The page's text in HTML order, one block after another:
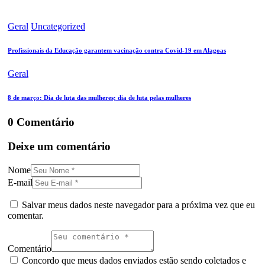
Geral Uncategorized
Profissionais da Educação garantem vacinação contra Covid-19 em Alagoas
Geral
8 de março: Dia de luta das mulheres; dia de luta pelas mulheres
0 Comentário
Deixe um comentário
Nome
E-mail
Salvar meus dados neste navegador para a próxima vez que eu
comentar.
Comentário
Concordo que meus dados enviados estão sendo coletados e